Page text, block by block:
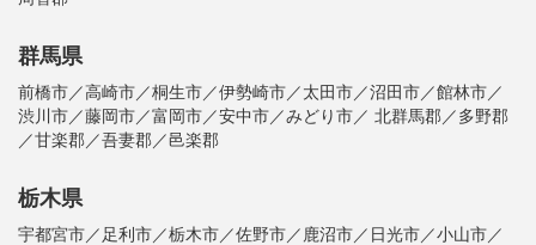
群馬県
前橋市／高崎市／桐生市／伊勢崎市／太田市／沼田市／館林市／
渋川市／藤岡市／富岡市／安中市／みどり市／ 北群馬郡／多野郡
／甘楽郡／吾妻郡／邑楽郡
栃木県
宇都宮市／足利市／栃木市／佐野市／鹿沼市／日光市／小山市／